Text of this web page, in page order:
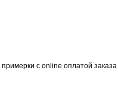
с online оплатой заказа